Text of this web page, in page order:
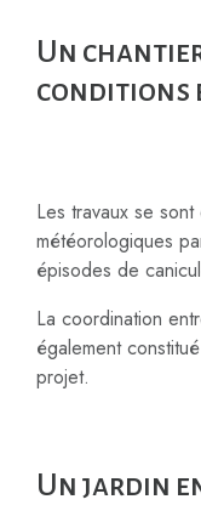
Un
conditions
Les travaux se
météorologiques
épisodes de
La coordination
également
projet.
Un jardin